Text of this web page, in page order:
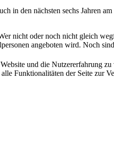
in den nächsten sechs Jahren
nicht oder noch nicht gleich
angeboten wird. Noch
und die Nutzererfahrung
Funktionalitäten der Seite zur